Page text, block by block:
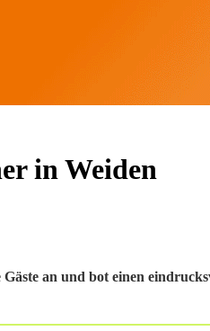
in Weiden
an und bot einen